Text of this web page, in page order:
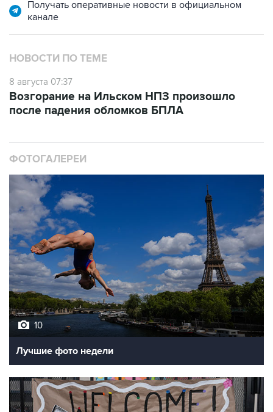
НОВОСТИ ПО ТЕМЕ
8 августа 07:37
после падения обломков БПЛА
10
Лучшие фото недели